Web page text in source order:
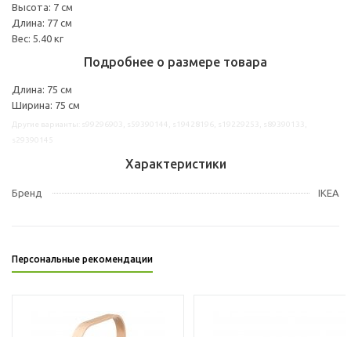
Высота: 7 см
Длина: 77 см
Вес: 5.40 кг
Подробнее о размере товара
Длина: 75 см
Ширина: 75 см
Характеристики
Бренд IKEA
Персональные рекомендации